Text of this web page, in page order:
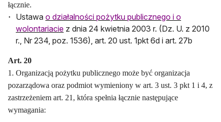
łącznie.
Ustawa o działalności pożytku publicznego i o
wolontariacieotwiera się w nowej karcie
z dnia 24 kwietnia 2003 r. (Dz. U. z 2010
r., Nr 234, poz. 1536), art. 20 ust. 1pkt 6d i art. 27b
Art. 20
1. Organizacją pożytku publicznego może być organizacja
pozarządowa oraz podmiot wymieniony w art. 3 ust. 3 pkt 1 i 4, z
zastrzeżeniem art. 21, która spełnia łącznie następujące
wymagania: